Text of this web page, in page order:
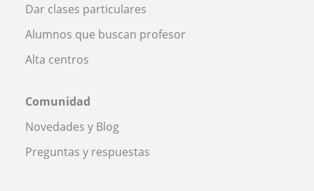
Dar clases particulares
Alumnos que buscan profesor
Alta centros
Comunidad
Novedades y Blog
Preguntas y respuestas